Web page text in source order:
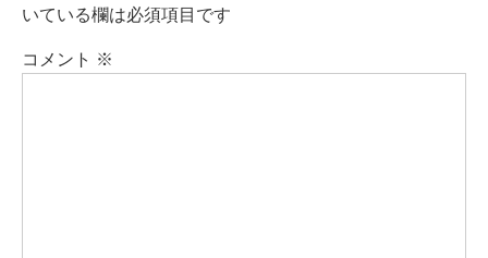
いている欄は必須項目です
コメント ※